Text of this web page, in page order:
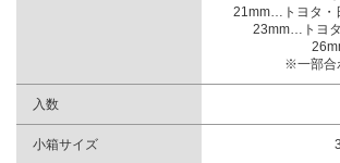
21mm…トヨタ・
23mm…トヨ
※一部合
入数
小箱サイズ